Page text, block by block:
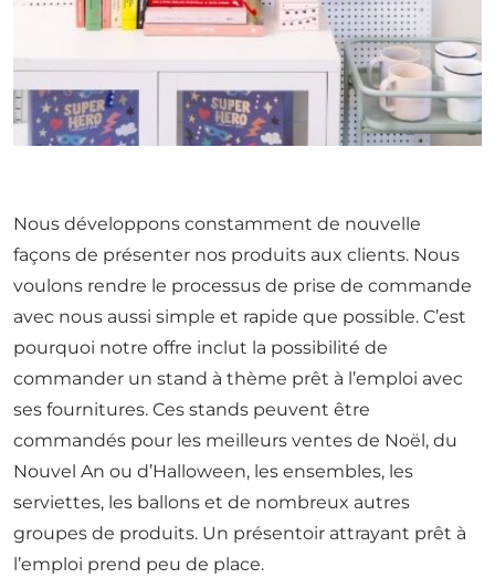
Nous développons constamment de nouvelle
façons de présenter nos produits aux clients. Nous
voulons rendre le processus de prise de commande
avec nous aussi simple et rapide que possible. C’est
pourquoi notre offre inclut la possibilité de
commander un stand à thème prêt à l’emploi avec
ses fournitures. Ces stands peuvent être
commandés pour les meilleurs ventes de Noël, du
Nouvel An ou d’Halloween, les ensembles, les
serviettes, les ballons et de nombreux autres
groupes de produits. Un présentoir attrayant prêt à
l’emploi prend peu de place.